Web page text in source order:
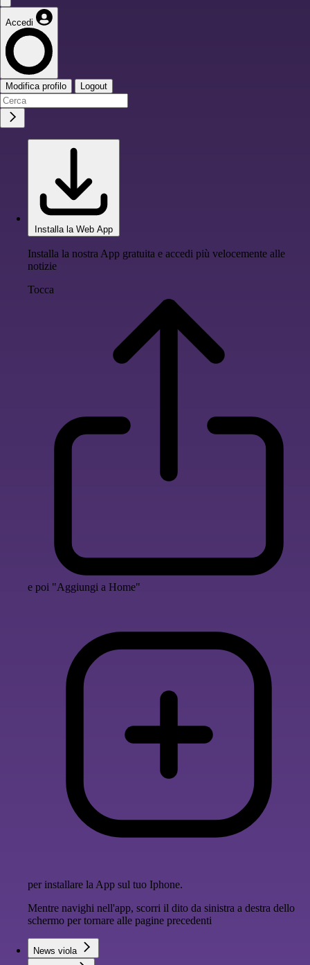
Accedi
Modifica profilo Logout
Installa la Web App
Installa la nostra App gratuita e accedi più velocemente alle
notizie
Tocca
e poi "Aggiungi a Home"
per installare la App sul tuo Iphone.
Mentre navighi nell'app, scorri il dito da sinistra a destra dello
schermo per tornare alle pagine precedenti
News viola